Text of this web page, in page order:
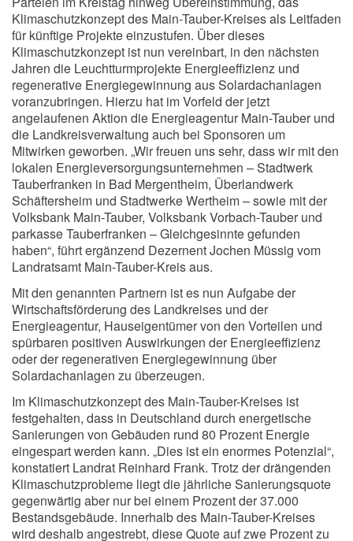
Klimaschutzkonzept des Main-Tauber-Kreises als Leitfaden
für künftige Projekte einzustufen. Über dieses
Klimaschutzkonzept ist nun vereinbart, in den nächsten
Jahren die Leuchtturmprojekte Energieeffizienz und
regenerative Energiegewinnung aus Solardachanlagen
voranzubringen. Hierzu hat im Vorfeld der jetzt
angelaufenen Aktion die Energieagentur Main-Tauber und
die Landkreisverwaltung auch bei Sponsoren um
Mitwirken geworben. „Wir freuen uns sehr, dass wir mit den
lokalen Energieversorgungsunternehmen – Stadtwerk
Tauberfranken in Bad Mergentheim, Überlandwerk
Schäftersheim und Stadtwerke Wertheim – sowie mit der
Volksbank Main-Tauber, Volksbank Vorbach-Tauber und
parkasse Tauberfranken – Gleichgesinnte gefunden
haben“, führt ergänzend Dezernent Jochen Müssig vom
Landratsamt Main-Tauber-Kreis aus.
Mit den genannten Partnern ist es nun Aufgabe der
Wirtschaftsförderung des Landkreises und der
Energieagentur, Hauseigentümer von den Vorteilen und
spürbaren positiven Auswirkungen der Energieeffizienz
oder der regenerativen Energiegewinnung über
Solardachanlagen zu überzeugen.
Im Klimaschutzkonzept des Main-Tauber-Kreises ist
festgehalten, dass in Deutschland durch energetische
Sanierungen von Gebäuden rund 80 Prozent Energie
eingespart werden kann. „Dies ist ein enormes Potenzial“,
konstatiert Landrat Reinhard Frank. Trotz der drängenden
Klimaschutzprobleme liegt die jährliche Sanierungsquote
gegenwärtig aber nur bei einem Prozent der 37.000
Bestandsgebäude. Innerhalb des Main-Tauber-Kreises
wird deshalb angestrebt, diese Quote auf zwe Prozent zu